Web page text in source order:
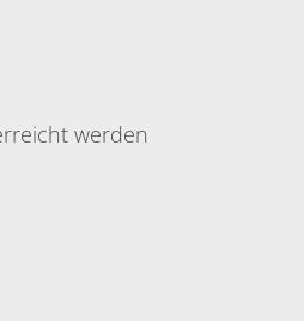
werden